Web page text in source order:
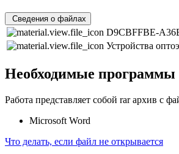
Сведения о файлах
D9CBFFBE-
Устройства
Необходимые программы
Работа представляет собой rar архив с
Microsoft Word
Что делать, если файл не открывается